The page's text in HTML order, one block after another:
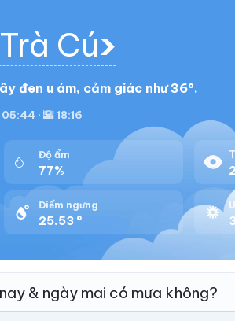
Cú
đen u ám, cảm giác như 36°.
· 🌇 18:16
Độ ẩm
77%
Điểm ngưng
25.53 °
& ngày mai có mưa không?